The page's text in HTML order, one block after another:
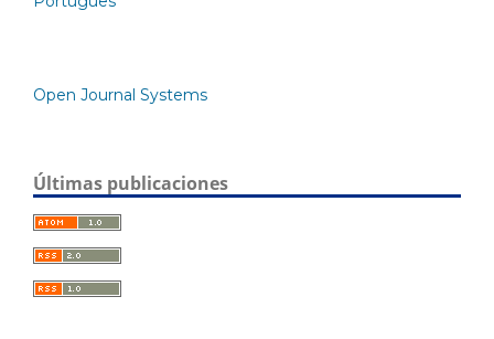
Open Journal Systems
Últimas publicaciones